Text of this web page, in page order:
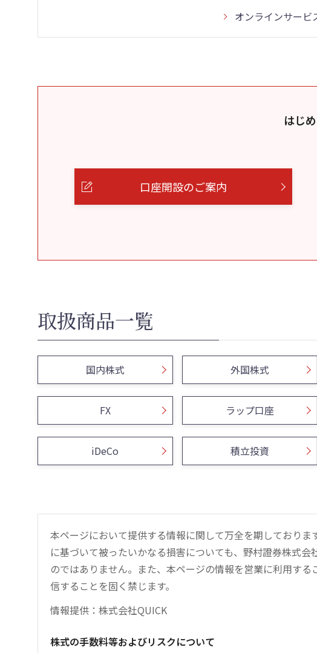
オンラインサービ
はじ
口座開設のご案内
取扱商品一覧
国内株式 外国株式
FX ラップ口座
iDeCo 積立投資
本ページにおいて提供する情報に関して万全を期しており
に基づいて被ったいかなる損害についても、野村證券株式
のではありません。また、本ページの情報を営業に利用す
信することを固く禁じます。
情報提供：株式会社QUICK
株式の手数料等およびリスクについて